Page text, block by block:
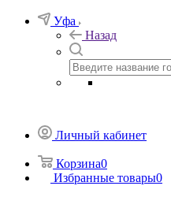
Уфа
Назад
Личный кабинет
Корзина0
Избранные товары0